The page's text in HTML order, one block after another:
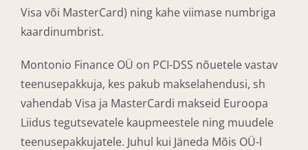
Visa või MasterCard) ning kahe viimase numbriga
kaardinumbrist.
Montonio Finance OÜ on PCI-DSS nõuetele vastav
teenusepakkuja, kes pakub makselahendusi, sh
vahendab Visa ja MasterCardi makseid Euroopa
Liidus tegutsevatele kaupmeestele ning muudele
teenusepakkujatele. Juhul kui Jäneda Mõis OÜ-l